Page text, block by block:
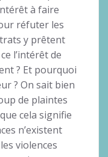
à faire
réfuter les
y prêtent
l’intérêt de
? Et pourquoi
? On sait bien
de plaintes
cela signifie
n’existent
violences